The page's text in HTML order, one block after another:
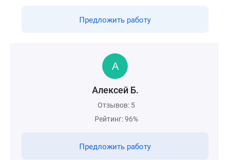
Предложить работу
Алексей Б.
Отзывов: 5
Рейтинг: 96%
Предложить работу